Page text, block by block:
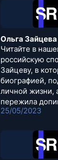
Ольга Зайцева
Читайте в
российскую
Зайцеву, в
биографией,
личной жизни,
пережила
25/05/2023